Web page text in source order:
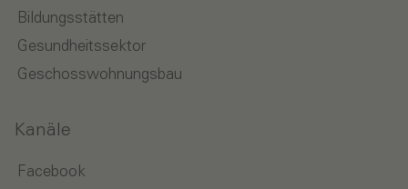
Bildungsstätten
Gesundheitssektor
Geschosswohnungsbau
Kanäle
Facebook